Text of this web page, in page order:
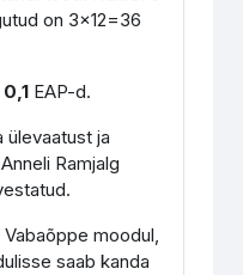
on 3x12=36
0,1 EAP-d.
ülevaatust ja
Ramjalg
moodul,
saab kanda